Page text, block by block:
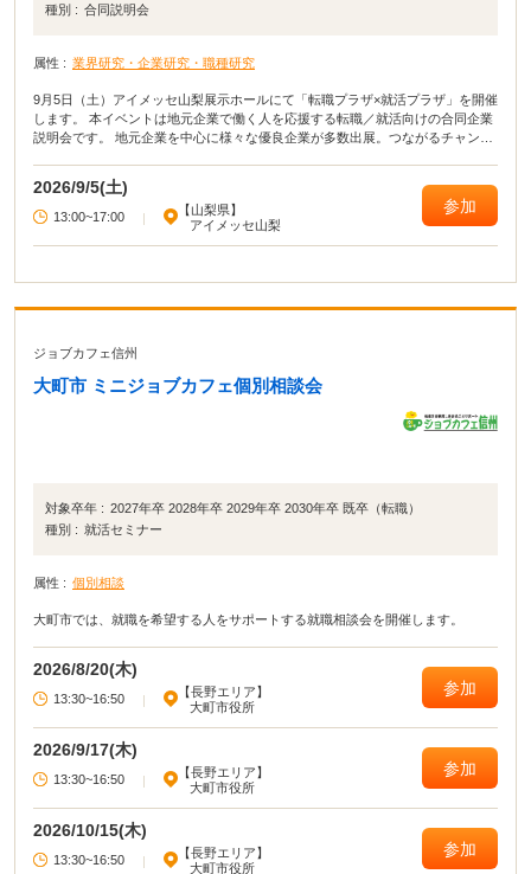
種別 : 合同説明会
属性 : 業界研究・企業研究・職種研究
9月5日（土）アイメッセ山梨展示ホールにて「転職プラザ×就活プラザ」を開催
します。 本イベントは地元企業で働く人を応援する転職／就活向けの合同企業
説明会です。 地元企業を中心に様々な優良企業が多数出展。つながるチャンス
2026/9/5(土)
13:00~17:00 |
【山梨県】
アイメッセ山梨
参加
ジョブカフェ信州
大町市 ミニジョブカフェ個別相談会
対象卒年 : 2027年卒 2028年卒 2029年卒 2030年卒 既卒（転職）
種別 : 就活セミナー
属性 : 個別相談
大町市では、就職を希望する人をサポートする就職相談会を開催します。
2026/8/20(木)
13:30~16:50 |
【長野エリア】
大町市役所
参加
2026/9/17(木)
13:30~16:50 |
【長野エリア】
大町市役所
参加
2026/10/15(木)
13:30~16:50 |
【長野エリア】
大町市役所
参加